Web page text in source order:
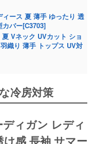
ース 夏 薄手 ゆったり 透
バー[C3703]
Vネック UVカット ショ
織り 薄手 トップス UV対
レディース マフラー 薄
カーディガン トップス
感 夏 冷房対策 ゆったり
冷房対策
ィガン レディ